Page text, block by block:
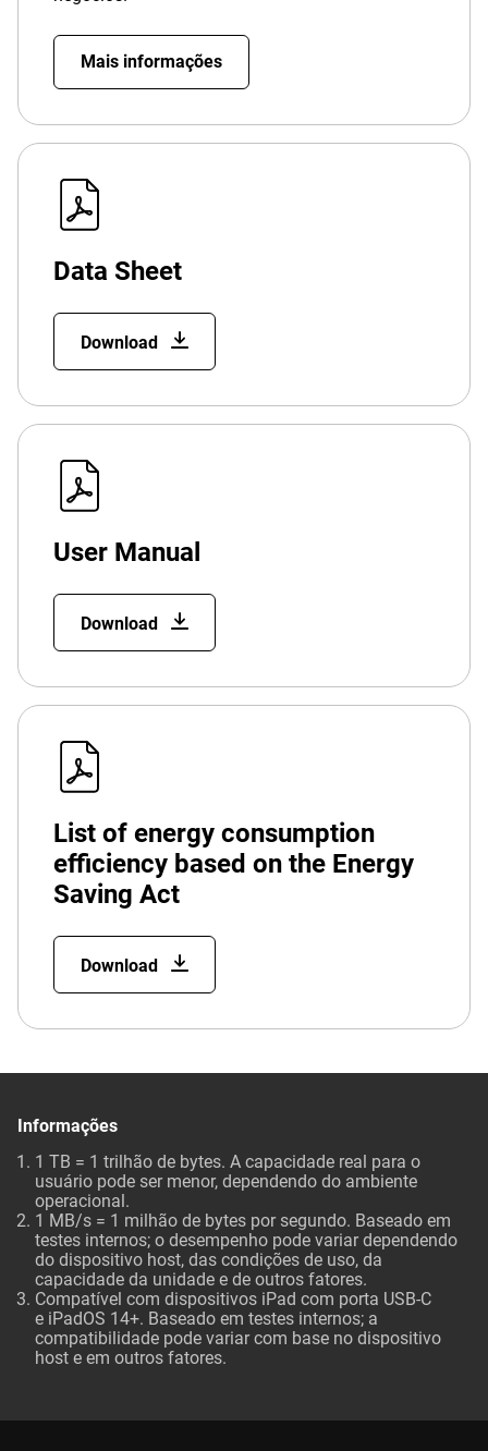
Mais informações
Data Sheet
Download
User Manual
Download
List of energy consumption
efficiency based on the Energy
Saving Act
Download
Informações
1 TB = 1 trilhão de bytes. A capacidade real para o
usuário pode ser menor, dependendo do ambiente
operacional.
1 MB/s = 1 milhão de bytes por segundo. Baseado em
testes internos; o desempenho pode variar dependendo
do dispositivo host, das condições de uso, da
capacidade da unidade e de outros fatores.
Compatível com dispositivos iPad com porta USB-C
e iPadOS 14+. Baseado em testes internos; a
compatibilidade pode variar com base no dispositivo
host e em outros fatores.